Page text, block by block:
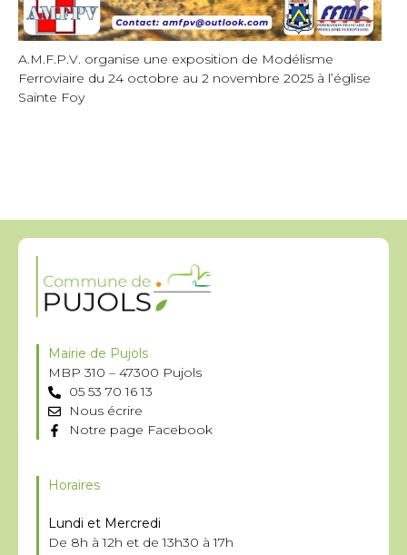
A.M.F.P.V. organise une exposition de Modélisme
Ferroviaire du 24 octobre au 2 novembre 2025 à l’église
Sainte Foy
Mairie de Pujols
MBP 310 – 47300 Pujols
05 53 70 16 13
Nous écrire
Notre page Facebook
Horaires
Lundi et Mercredi
De 8h à 12h et de 13h30 à 17h